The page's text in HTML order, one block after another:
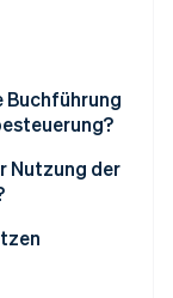
Buchführung
Nutzung der